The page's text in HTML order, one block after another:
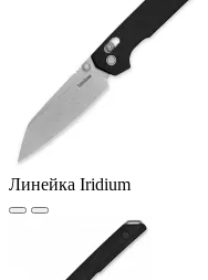
Линейка Iridium